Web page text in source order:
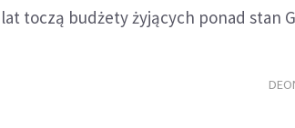
lat toczą budżety żyjących ponad stan